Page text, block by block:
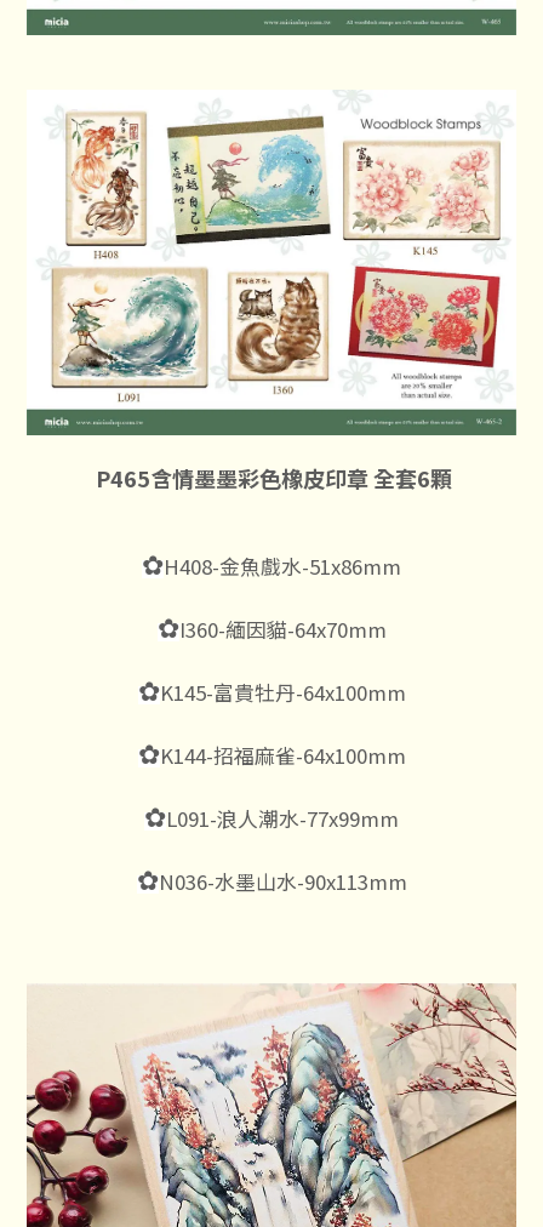
P465含情墨墨彩色橡皮印章 全套6顆
✿H408-金魚戲水-51x86mm
✿I360-緬因貓-64x70mm
✿K145-富貴牡丹-64x100mm
✿K144-招福麻雀-64x100mm
✿L091-浪人潮水-77x99mm
✿N036-水墨山水-90x113mm